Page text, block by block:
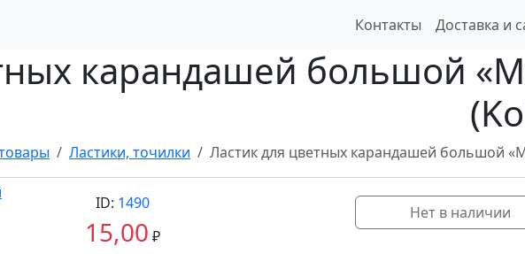
Контакты Доставка и
карандашей большой
Ластики, точилки Ластик для цветных карандашей большой
ID: 1490
15,00 ₽
Нет в наличии